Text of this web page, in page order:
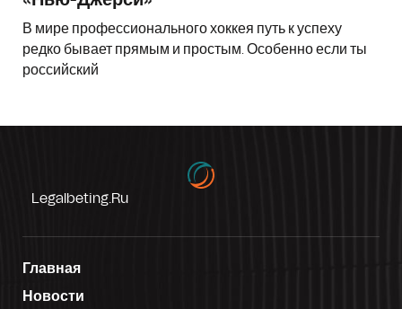
В мире профессионального хоккея путь к успеху
редко бывает прямым и простым. Особенно если ты
российский
Legalbeting.ru
Главная
Новости